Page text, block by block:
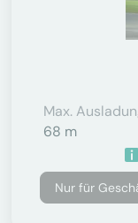
Max.
68 m
Nur für